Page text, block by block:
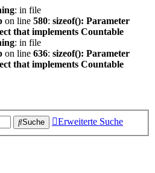
: in file
on line 580: sizeof(): Parameter
that implements Countable
: in file
on line 636: sizeof(): Parameter
that implements Countable
Suche Erweiterte Suche